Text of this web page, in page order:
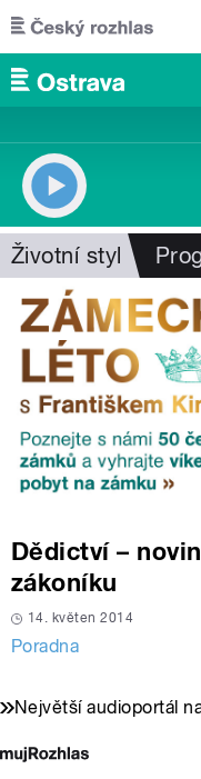
Přejít k hlavnímu obsahu
Životní styl
Dědictví –
zákoníku
14. květen 2014
Poradna
Největší audioportál